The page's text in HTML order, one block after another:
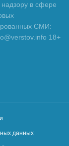
в сфере
СМИ:
18+
данных